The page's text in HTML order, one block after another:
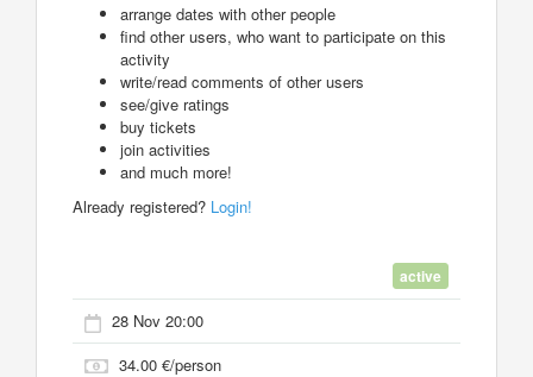
arrange dates with other people
find other users, who want to participate on this
activity
write/read comments of other users
see/give ratings
buy tickets
join activities
and much more!
Already registered? Login!
active
28 Nov 20:00
34.00 €/person